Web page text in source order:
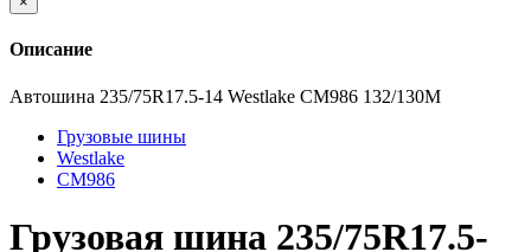
Описание
Автошина 235/75R17.5-14 Westlake CM986 132/130M
Грузовые шины
Westlake
CM986
Грузовая шина 235/75R17.5-